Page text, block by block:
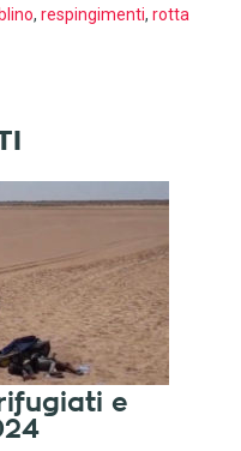
, respingimenti, rotta
e